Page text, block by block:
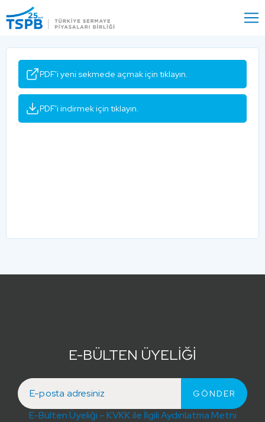
Close
PDF'i yeni sekmede açmak için tıklayın.
PDF'i indirmek için tıklayın.
E-BÜLTEN ÜYELİĞİ
E-Bülten Üyeliği – KVKK ile İlgili Aydınlatma Metni